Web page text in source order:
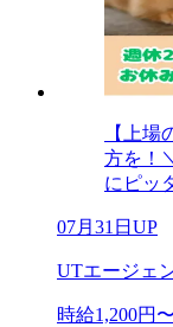
【上
方を！
にピッ
07月31日UP
UTエージェ
時給1,200円